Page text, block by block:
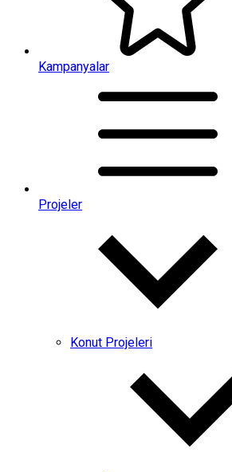
Kampanyalar
Projeler
Konut Projeleri